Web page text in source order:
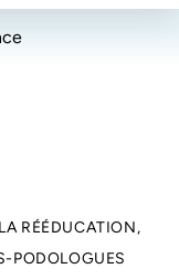
RÉÉDUCATION,
PODOLOGUES